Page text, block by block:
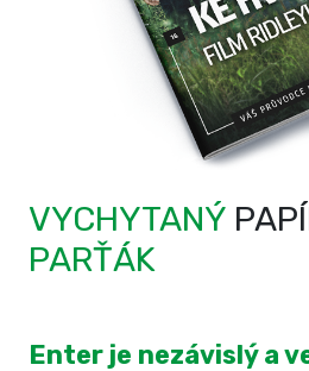
VYCHYTANÝ
PARŤÁK
Enter je nezávislý a